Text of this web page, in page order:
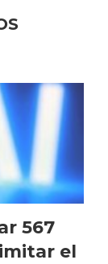
567
el